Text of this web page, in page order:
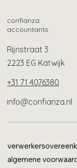
confianza
accountants
Rijnstraat 3
2223 EG Katwijk
+31 71 4076380
info@confianza.nl
algemene